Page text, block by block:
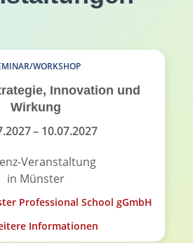
WORKSHOP
Innovation und
Wirkung
– 10.07.2027
Veranstaltung
in Münster
Professional School gGmbH
Informationen